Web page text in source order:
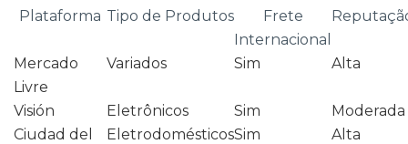
Plataforma Tipo de Produtos
Frete
Internacional
Mercado
Livre
Variados Sim Alta
Visión Eletrônicos Sim
Moderada
Ciudad del
EletrodomésticosSim Alta